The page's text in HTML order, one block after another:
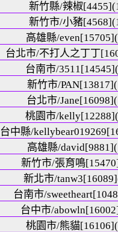
新竹縣/辣椒
新竹市/小豬
高雄縣/
台北市/不打人之丁丁
台南市/
新竹市/
台北市/
桃園市/
台中縣/
高雄縣/
新竹市/張育鳴
新北市/
台南市/
台中市/
桃園市/熊貓